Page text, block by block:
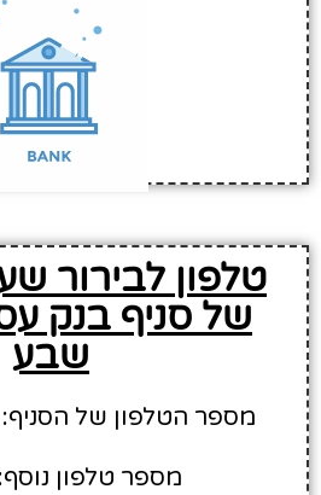
טלפון לבירור
של סניף בנק
שבע
מספר הטלפון של הסניף: 03-9545522
מספר טלפון נוסף: *5522